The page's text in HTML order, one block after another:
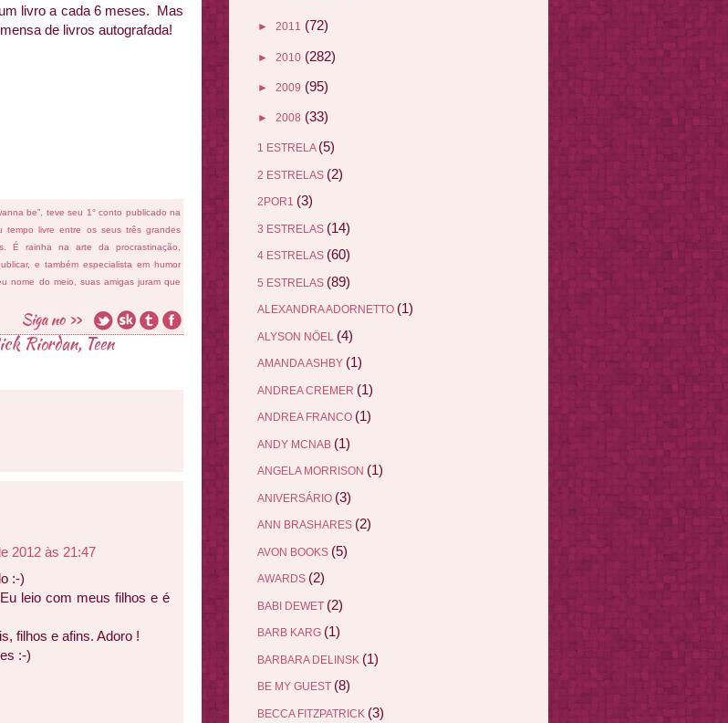
livro a cada 6 meses. Mas
de livros autografada!
be”, teve seu 1° conto publicado na
tempo livre entre os seus três grandes
É rainha na arte da procrastinação,
e também especialista em humor
nome do meio, suas amigas juram que
Riordan, Teen
2012 às 21:47
:-)
leio com meus filhos e é
filhos e afins. Adoro !
:-)
► 2011 (72)
► 2010 (282)
► 2009 (95)
► 2008 (33)
1 ESTRELA (5)
2 ESTRELAS (2)
2POR1 (3)
3 ESTRELAS (14)
4 ESTRELAS (60)
5 ESTRELAS (89)
ALEXANDRA ADORNETTO (1)
ALYSON NÖEL (4)
AMANDA ASHBY (1)
ANDREA CREMER (1)
ANDREA FRANCO (1)
ANDY MCNAB (1)
ANGELA MORRISON (1)
ANIVERSÁRIO (3)
ANN BRASHARES (2)
AVON BOOKS (5)
AWARDS (2)
BABI DEWET (2)
BARB KARG (1)
BARBARA DELINSK (1)
BE MY GUEST (8)
BECCA FITZPATRICK (3)